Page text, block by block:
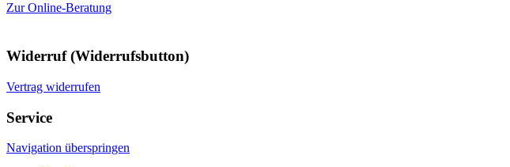
Zur Online-Beratung
Widerruf (Widerrufsbutton)
Vertrag widerrufen
Service
Navigation überspringen